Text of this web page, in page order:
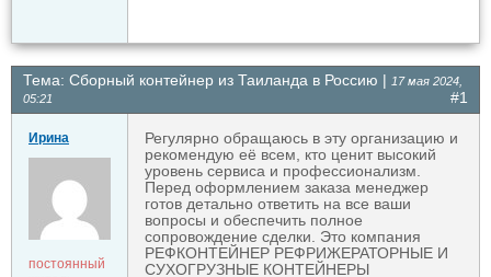
Тема: Сборный контейнер из Таиланда в Россию | 17 мая 2024,
05:21
#1
Ирина
постоянный
Регулярно обращаюсь в эту организацию и
рекомендую её всем, кто ценит высокий
уровень сервиса и профессионализм.
Перед оформлением заказа менеджер
готов детально ответить на все ваши
вопросы и обеспечить полное
сопровождение сделки. Это компания
РЕФКОНТЕЙНЕР РЕФРИЖЕРАТОРНЫЕ И
СУХОГРУЗНЫЕ КОНТЕЙНЕРЫ